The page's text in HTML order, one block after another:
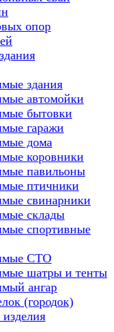
опор
здания
автомойки
бытовки
гаражи
дома
коровники
павильоны
птичники
свинарники
склады
спортивные
СТО
шатры и тенты
ангар
(городок)